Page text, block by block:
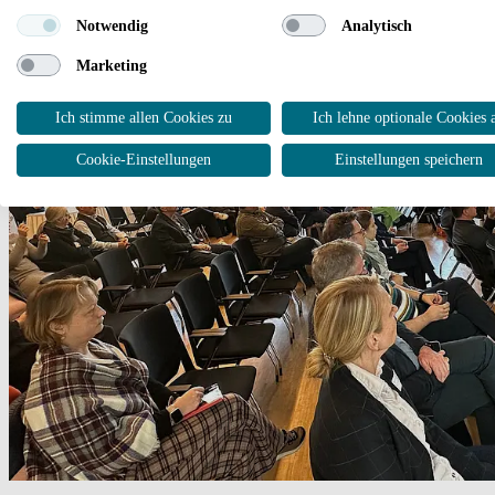
Notwendig Analytisch
Marketing
Ich stimme allen Cookies zu Ich lehne optionale Cookies
Cookie-Einstellungen Einstellungen speichern